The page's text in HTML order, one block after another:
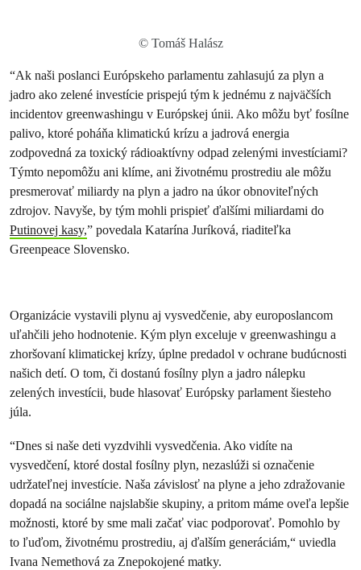
© Tomáš Halász
“Ak naši poslanci Európskeho parlamentu zahlasujú za plyn a
jadro ako zelené investície prispejú tým k jednému z najväčších
incidentov greenwashingu v Európskej únii. Ako môžu byť fosílne
palivo, ktoré poháňa klimatickú krízu a jadrová energia
zodpovedná za toxický rádioaktívny odpad zelenými investíciami?
Týmto nepomôžu ani klíme, ani životnému prostrediu ale môžu
presmerovať miliardy na plyn a jadro na úkor obnoviteľných
zdrojov. Navyše, by tým mohli prispieť ďalšími miliardami do
Putinovej kasy,” povedala Katarína Juríková, riaditeľka
Greenpeace Slovensko.
Organizácie vystavili plynu aj vysvedčenie, aby europoslancom
uľahčili jeho hodnotenie. Kým plyn exceluje v greenwashingu a
zhoršovaní klimatickej krízy, úplne predadol v ochrane budúcnosti
našich detí. O tom, či dostanú fosílny plyn a jadro nálepku
zelených investícii, bude hlasovať Európsky parlament šiesteho
júla.
“Dnes si naše deti vyzdvihli vysvedčenia. Ako vidíte na
vysvedčení, ktoré dostal fosílny plyn, nezaslúži si označenie
udržateľnej investície. Naša závislosť na plyne a jeho zdražovanie
dopadá na sociálne najslabšie skupiny, a pritom máme oveľa lepšie
možnosti, ktoré by sme mali začať viac podporovať. Pomohlo by
to ľuďom, životnému prostrediu, aj ďalším generáciám,“ uviedla
Ivana Nemethová za Znepokojené matky.